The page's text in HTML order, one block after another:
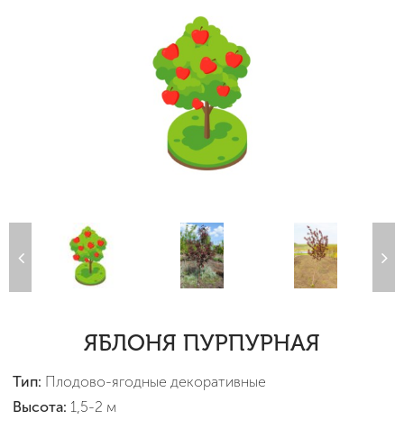
ЯБЛОНЯ ПУРПУРНАЯ
Тип: Плодово-ягодные декоративные
Высота: 1,5-2 м